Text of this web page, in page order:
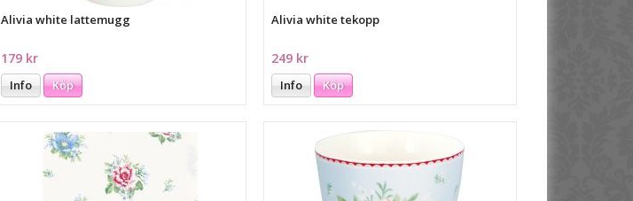
Alivia white lattemugg
179 kr
Info Köp
Alivia white tekopp
249 kr
Info Köp